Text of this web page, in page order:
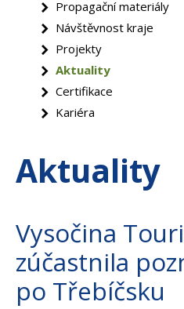
Aktuality
Vysočina
zúčastnila
po Třebíčsku
Propagační materiály
Návštěvnost kraje
Projekty
Aktuality
Certifikace
Kariéra